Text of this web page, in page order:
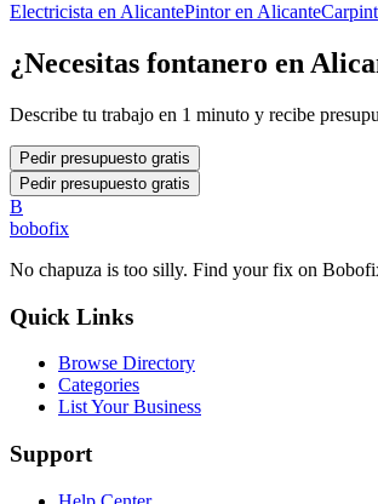
Electricista en AlicantePintoren Alicante
¿Necesitas fontanero en
Describe tu trabajo en 1 minuto y recibe
Pedir presupuesto gratis
Pedir presupuesto gratis
B
bobofix
No chapuza is too silly. Find your fix on
Quick Links
Browse Directory
Categories
List Your Business
Support